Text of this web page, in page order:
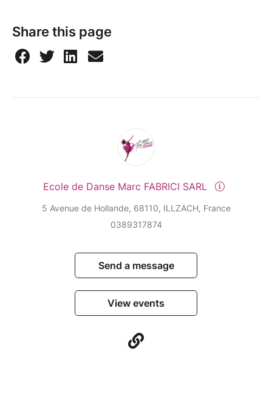
Share this page
Ecole de Danse Marc FABRICI SARL
5 Avenue de Hollande, 68110, ILLZACH, France
0389317874
Send a message
View events